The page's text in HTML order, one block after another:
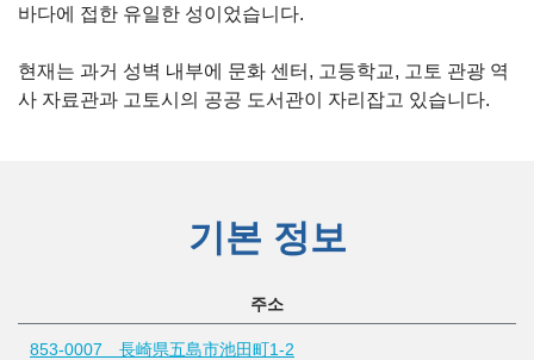
바다에 접한 유일한 성이었습니다.
현재는 과거 성벽 내부에 문화 센터, 고등학교, 고토 관광 역
사 자료관과 고토시의 공공 도서관이 자리잡고 있습니다.
기본 정보
주소
853-0007 長崎県五島市池田町1-2